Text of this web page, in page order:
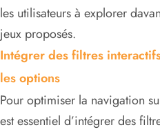
les utilisateurs à explorer
jeux proposés.
Intégrer des filtres
les options
Pour optimiser la navigation
est essentiel d’intégrer des